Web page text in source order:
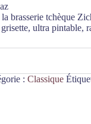
brasserie tchèque
ultra pintable,
: Classique